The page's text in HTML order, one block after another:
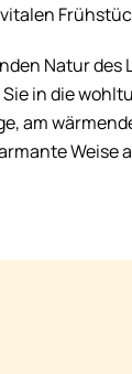
Natur des
in die
am
Weise